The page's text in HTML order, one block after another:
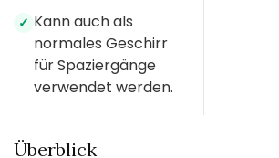
✓ Kann auch als
normales Geschirr
für Spaziergänge
verwendet werden.
Überblick